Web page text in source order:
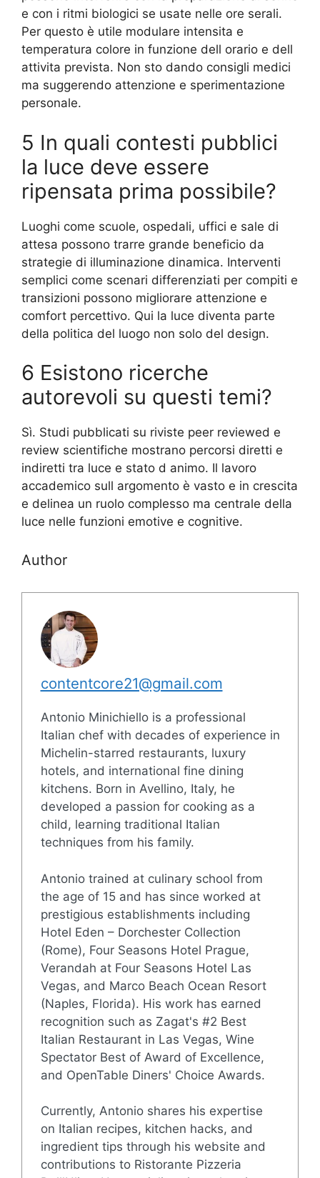
e con i ritmi biologici se usate nelle ore serali.
Per questo è utile modulare intensita e
temperatura colore in funzione dell orario e dell
attivita prevista. Non sto dando consigli medici
ma suggerendo attenzione e sperimentazione
personale.
5 In quali contesti pubblici
la luce deve essere
ripensata prima possibile?
Luoghi come scuole, ospedali, uffici e sale di
attesa possono trarre grande beneficio da
strategie di illuminazione dinamica. Interventi
semplici come scenari differenziati per compiti e
transizioni possono migliorare attenzione e
comfort percettivo. Qui la luce diventa parte
della politica del luogo non solo del design.
6 Esistono ricerche
autorevoli su questi temi?
Sì. Studi pubblicati su riviste peer reviewed e
review scientifiche mostrano percorsi diretti e
indiretti tra luce e stato d animo. Il lavoro
accademico sull argomento è vasto e in crescita
e delinea un ruolo complesso ma centrale della
luce nelle funzioni emotive e cognitive.
Author
contentcore21@gmail.com
Antonio Minichiello is a professional
Italian chef with decades of experience in
Michelin-starred restaurants, luxury
hotels, and international fine dining
kitchens. Born in Avellino, Italy, he
developed a passion for cooking as a
child, learning traditional Italian
techniques from his family.
Antonio trained at culinary school from
the age of 15 and has since worked at
prestigious establishments including
Hotel Eden – Dorchester Collection
(Rome), Four Seasons Hotel Prague,
Verandah at Four Seasons Hotel Las
Vegas, and Marco Beach Ocean Resort
(Naples, Florida). His work has earned
recognition such as Zagat's #2 Best
Italian Restaurant in Las Vegas, Wine
Spectator Best of Award of Excellence,
and OpenTable Diners' Choice Awards.
Currently, Antonio shares his expertise
on Italian recipes, kitchen hacks, and
ingredient tips through his website and
contributions to Ristorante Pizzeria